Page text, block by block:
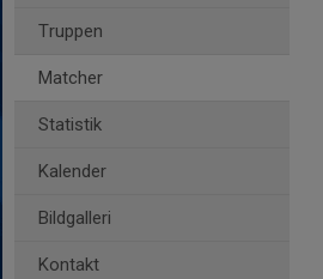
Truppen
Matcher
Statistik
Kalender
Bildgalleri
Kontakt